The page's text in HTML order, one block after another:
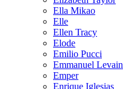
Ella Mikao
Elle
Ellen Tracy
Elode
Emilio Pucci
Emmanuel Levain
Emper
Enrique Iglesias